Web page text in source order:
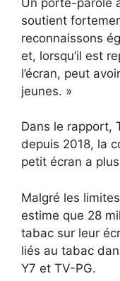
soutient
reconnaissons
et, lorsqu’il est
l’écran, peut
jeunes. »
Dans le rapport,
depuis 2018, la
petit écran a
Malgré les
estime que 28
tabac sur leur
liés au tabac
Y7 et TV-PG.